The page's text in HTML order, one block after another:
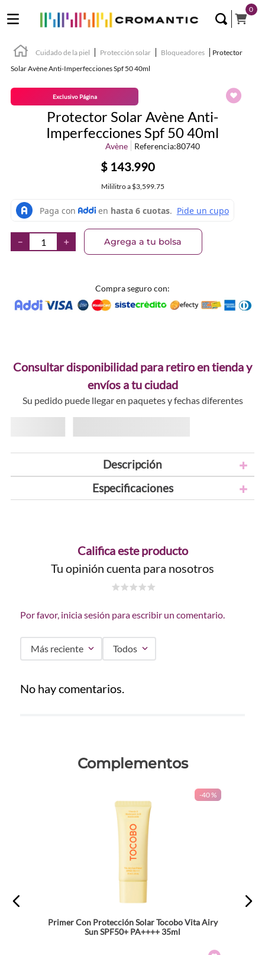
0
Cuidado de la piel Protección solar Bloqueadores
Protector
Solar Avène Anti-Imperfecciones Spf 50 40ml
Exclusivo Página
Protector Solar Avène Anti-
Imperfecciones Spf 50 40ml
Avène Referencia:80740
$ 143.990
Mililitroa $3,599.75
＋
－ Agrega a tu bolsa
Compra seguro con:
Consultar disponibilidad para retiro en tienda y
envíos a tu ciudad
Su pedido puede llegar en paquetes y fechas diferentes
Descripción
Especificaciones
Califica este producto
Tu opinión cuenta para nosotros
Por favor, inicia sesión para escribir un comentario.
Más reciente Todos
No hay comentarios.
Complementos
-40 %
Primer Con Protección Solar Tocobo Vita Airy
Sun SPF50+ PA++++ 35ml